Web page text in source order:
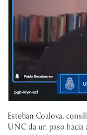
Esteban Coalova,
UNC da un paso